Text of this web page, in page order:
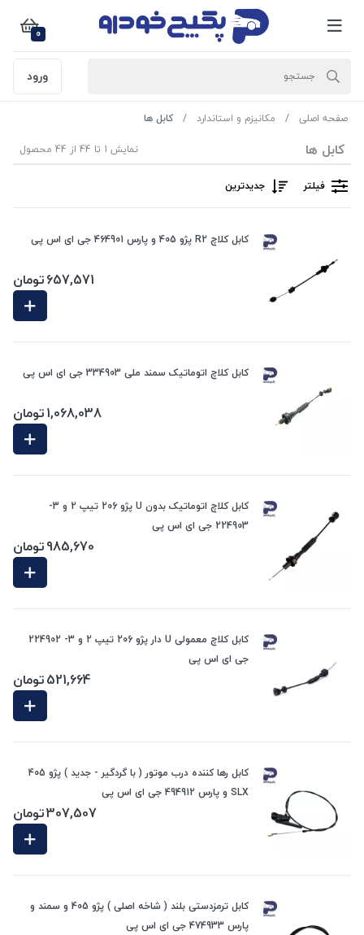
0
ورود
صفحه اصلی مکانیزم و استاندارد کابل ها
کابل ها نمایش 1 تا 44 از 44 محصول
فیلتر جدیدترین
کابل کلاچ R2 پژو 405 و پارس 464901 جی ای اس پی
657,571تومان
کابل کلاچ اتوماتیک سمند ملی 334903 جی ای اس پی
1,068,038تومان
کابل کلاچ اتوماتیک بدون U پژو 206 تیپ 2 و 3-
224903 جی ای اس پی
985,670تومان
کابل کلاچ معمولی U دار پژو 206 تیپ 2 و 3- 224902
جی ای اس پی
521,664تومان
کابل رها کننده درب موتور ( با گردگیر - جدید ) پژو 405
SLX و پارس 494912 جی ای اس پی
307,507تومان
کابل ترمزدستی بلند ( شاخه اصلی ) پژو 405 و سمند و
پارس 474933 جی ای اس پی